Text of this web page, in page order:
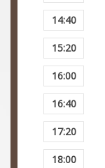
Saude
Sintomas
14:40
15:20
16:00
16:40
17:20
18:00